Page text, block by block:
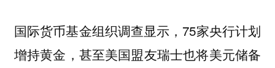
国际货币基金组织调查显示，75家央行计划
增持黄金，甚至美国盟友瑞士也将美元储备